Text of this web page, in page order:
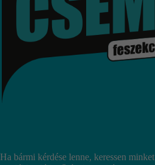
Ha bármi kérdése lenne, keressen minket